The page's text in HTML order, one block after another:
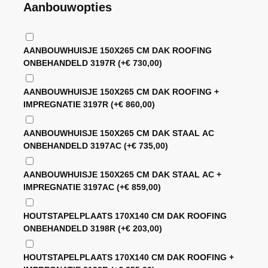
Aanbouwopties
AANBOUWHUISJE 150X265 CM DAK ROOFING
ONBEHANDELD 3197R(+€ 730,00)
AANBOUWHUISJE 150X265 CM DAK ROOFING +
IMPREGNATIE 3197R(+€ 860,00)
AANBOUWHUISJE 150X265 CM DAK STAAL AC
ONBEHANDELD 3197AC(+€ 735,00)
AANBOUWHUISJE 150X265 CM DAK STAAL AC +
IMPREGNATIE 3197AC(+€ 859,00)
HOUTSTAPELPLAATS 170X140 CM DAK ROOFING
ONBEHANDELD 3198R(+€ 203,00)
HOUTSTAPELPLAATS 170X140 CM DAK ROOFING +